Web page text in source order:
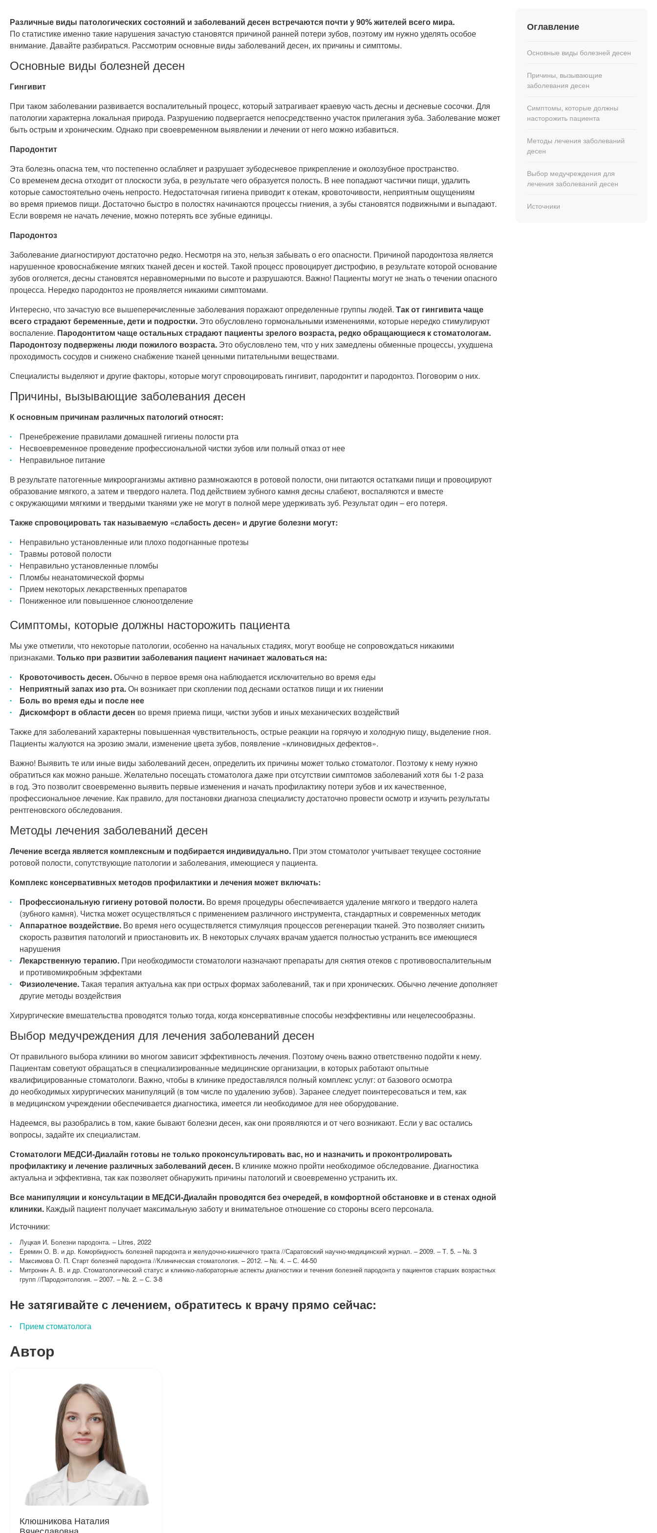
Оглавление
Основные виды болезней десен
Причины, вызывающие
заболевания десен
Симптомы, которые должны
насторожить пациента
Методы лечения заболеваний
десен
Выбор медучреждения для
лечения заболеваний десен
Источники
Различные виды патологических состояний и заболеваний десен встречаются почти у 90% жителей всего мира.
По статистике именно такие нарушения зачастую становятся причиной ранней потери зубов, поэтому им нужно уделять особое
внимание. Давайте разбираться. Рассмотрим основные виды заболеваний десен, их причины и симптомы.
Основные виды болезней десен
Гингивит
При таком заболевании развивается воспалительный процесс, который затрагивает краевую часть десны и десневые сосочки. Для
патологии характерна локальная природа. Разрушению подвергается непосредственно участок прилегания зуба. Заболевание может
быть острым и хроническим. Однако при своевременном выявлении и лечении от него можно избавиться.
Пародонтит
Эта болезнь опасна тем, что постепенно ослабляет и разрушает зубодесневое прикрепление и околозубное пространство.
Со временем десна отходит от плоскости зуба, в результате чего образуется полость. В нее попадают частички пищи, удалить
которые самостоятельно очень непросто. Недостаточная гигиена приводит к отекам, кровоточивости, неприятным ощущениям
во время приемов пищи. Достаточно быстро в полостях начинаются процессы гниения, а зубы становятся подвижными и выпадают.
Если вовремя не начать лечение, можно потерять все зубные единицы.
Пародонтоз
Заболевание диагностируют достаточно редко. Несмотря на это, нельзя забывать о его опасности. Причиной пародонтоза является
нарушенное кровоснабжение мягких тканей десен и костей. Такой процесс провоцирует дистрофию, в результате которой основание
зубов оголяется, десны становятся неравномерными по высоте и разрушаются. Важно! Пациенты могут не знать о течении опасного
процесса. Нередко пародонтоз не проявляется никакими симптомами.
Интересно, что зачастую все вышеперечисленные заболевания поражают определенные группы людей. Так от гингивита чаще
всего страдают беременные, дети и подростки. Это обусловлено гормональными изменениями, которые нередко стимулируют
воспаление. Пародонтитом чаще остальных страдают пациенты зрелого возраста, редко обращающиеся к стоматологам.
Пародонтозу подвержены люди пожилого возраста. Это обусловлено тем, что у них замедлены обменные процессы, ухудшена
проходимость сосудов и снижено снабжение тканей ценными питательными веществами.
Специалисты выделяют и другие факторы, которые могут спровоцировать гингивит, пародонтит и пародонтоз. Поговорим о них.
Причины, вызывающие заболевания десен
К основным причинам различных патологий относят:
Пренебрежение правилами домашней гигиены полости рта
Несвоевременное проведение профессиональной чистки зубов или полный отказ от нее
Неправильное питание
В результате патогенные микроорганизмы активно размножаются в ротовой полости, они питаются остатками пищи и провоцируют
образование мягкого, а затем и твердого налета. Под действием зубного камня десны слабеют, воспаляются и вместе
с окружающими мягкими и твердыми тканями уже не могут в полной мере удерживать зуб. Результат один – его потеря.
Также спровоцировать так называемую «слабость десен» и другие болезни могут:
Неправильно установленные или плохо подогнанные протезы
Травмы ротовой полости
Неправильно установленные пломбы
Пломбы неанатомической формы
Прием некоторых лекарственных препаратов
Пониженное или повышенное слюноотделение
Симптомы, которые должны насторожить пациента
Мы уже отметили, что некоторые патологии, особенно на начальных стадиях, могут вообще не сопровождаться никакими
признаками. Только при развитии заболевания пациент начинает жаловаться на:
Кровоточивость десен.Обычно в первое время она наблюдается исключительно во время еды
Неприятный запах изо рта.Он возникает при скоплении под деснами остатков пищи и их гниении
Боль во время еды и после нее
Дискомфорт в области десен во время приема пищи, чистки зубов и иных механических воздействий
Также для заболеваний характерны повышенная чувствительность, острые реакции на горячую и холодную пищу, выделение гноя.
Пациенты жалуются на эрозию эмали, изменение цвета зубов, появление «клиновидных дефектов».
Важно! Выявить те или иные виды заболеваний десен, определить их причины может только стоматолог. Поэтому к нему нужно
обратиться как можно раньше. Желательно посещать стоматолога даже при отсутствии симптомов заболеваний хотя бы 1-2 раза
в год. Это позволит своевременно выявить первые изменения и начать профилактику потери зубов и их качественное,
профессиональное лечение. Как правило, для постановки диагноза специалисту достаточно провести осмотр и изучить результаты
рентгеновского обследования.
Методы лечения заболеваний десен
Лечение всегда является комплексным и подбирается индивидуально. При этом стоматолог учитывает текущее состояние
ротовой полости, сопутствующие патологии и заболевания, имеющиеся у пациента.
Комплекс консервативных методов профилактики и лечения может включать:
Профессиональную гигиену ротовой полости. Во время процедуры обеспечивается удаление мягкого и твердого налета
(зубного камня). Чистка может осуществляться с применением различного инструмента, стандартных и современных методик
Аппаратное воздействие. Во время него осуществляется стимуляция процессов регенерации тканей. Это позволяет снизить
скорость развития патологий и приостановить их. В некоторых случаях врачам удается полностью устранить все имеющиеся
нарушения
Лекарственную терапию. При необходимости стоматологи назначают препараты для снятия отеков с противовоспалительным
и противомикробным эффектами
Физиолечение.Такая терапия актуальна как при острых формах заболеваний, так и при хронических. Обычно лечение дополняет
другие методы воздействия
Хирургические вмешательства проводятся только тогда, когда консервативные способы неэффективны или нецелесообразны.
Выбор медучреждения для лечения заболеваний десен
От правильного выбора клиники во многом зависит эффективность лечения. Поэтому очень важно ответственно подойти к нему.
Пациентам советуют обращаться в специализированные медицинские организации, в которых работают опытные
квалифицированные стоматологи. Важно, чтобы в клинике предоставлялся полный комплекс услуг: от базового осмотра
до необходимых хирургических манипуляций (в том числе по удалению зубов). Заранее следует поинтересоваться и тем, как
в медицинском учреждении обеспечивается диагностика, имеется ли необходимое для нее оборудование.
Надеемся, вы разобрались в том, какие бывают болезни десен, как они проявляются и от чего возникают. Если у вас остались
вопросы, задайте их специалистам.
Стоматологи МЕДСИ-Диалайн готовы не только проконсультировать вас, но и назначить и проконтролировать
профилактику и лечение различных заболеваний десен. В клинике можно пройти необходимое обследование. Диагностика
актуальна и эффективна, так как позволяет обнаружить причины патологий и своевременно устранить их.
Все манипуляции и консультации в МЕДСИ-Диалайн проводятся без очередей, в комфортной обстановке и в стенах одной
клиники. Каждый пациент получает максимальную заботу и внимательное отношение со стороны всего персонала.
Источники:
Луцкая И. Болезни пародонта. – Litres, 2022
Еремин О. В. и др. Коморбидность болезней пародонта и желудочно-кишечного тракта //Саратовский научно-медицинский журнал. – 2009. – Т. 5. – №. 3
Максимова О. П. Старт болезней пародонта //Клиническая стоматология. – 2012. – №. 4. – С. 44-50
Митронин А. В. и др. Стоматологический статус и клинико-лабораторные аспекты диагностики и течения болезней пародонта у пациентов старших возрастных
групп //Пародонтология. – 2007. – №. 2. – С. 3-8
Не затягивайте с лечением, обратитесь к врачу прямо сейчас:
Прием стоматолога
Автор
Клюшникова Наталия